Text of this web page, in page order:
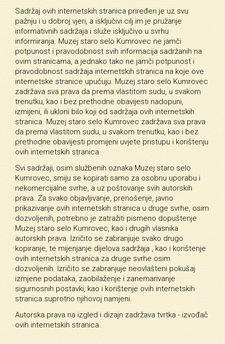
Sadržaj ovih internetskih stranica priređen je uz svu
pažnju i u dobroj vjeri, a isključivi cilj im je pružanje
informativnih sadržaja i služe isključivo u svrhu
informiranja. Muzej staro selo Kumrovec ne jamči
potpunost i pravodobnost svih informacija sadržanih na
ovim stranicama, a jednako tako ne jamči potpunost i
pravodobnost sadržaja internetskih stranica na koje ove
internetske stranice upućuju. Muzej staro selo Kumrovec
zadržava sva prava da prema vlastitom sudu, u svakom
trenutku, kao i bez prethodne obavijesti nadopuni,
izmijeni, ili ukloni bilo koji od sadržaja ovih internetskih
stranica. Muzej staro selo Kumrovec zadržava sva prava
da prema vlastitom sudu, u svakom trenutku, kao i bez
prethodne obavijesti promijeni uvjete pristupu i korištenju
ovih internetskih stranica.
Svi sadržaji, osim službenih oznaka Muzej staro selo
Kumrovec, smiju se kopirati samo za osobnu uporabu i
nekomercijalne svrhe, a uz poštovanje svih autorskih
prava. Za svako objavljivanje, prenošenje, javno
prikazivanje ovih internetskih stranica u druge svrhe, osim
dozvoljenih, potrebno je zatražiti pismeno dopuštenje
Muzej staro selo Kumrovec, kao i drugih vlasnika
autorskih prava. Izričito se zabranjuje svako drugo
kopiranje, te mijenjanje dijelova sadržaja , kao i korištenje
ovih internetskih stranica za druge svrhe osim
dozvoljenih. Izričito se zabranjuje neovlašteni pokušaj
izmjene podataka, zaobilaženje i zanemarivanje
sigurnosnih postavki, kao i korištenje ovih internetskih
stranica suprotno njihovoj namjeni.
Autorska prava na izgled i dizajn zadržava tvrtka - izvođač
ovih internetskih stranica.